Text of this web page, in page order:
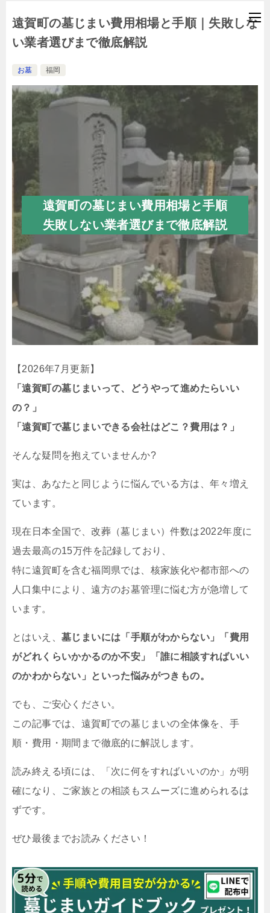
遠賀町の墓じまい費用相場と手順｜失敗しな
い業者選びまで徹底解説
お墓 福岡
遠賀町の墓じまい費用相場と手順
失敗しない業者選びまで徹底解説
【2026年7月更新】
「遠賀町の墓じまいって、どうやって進めたらいい
の？」
「遠賀町で墓じまいできる会社はどこ？費用は？」
そんな疑問を抱えていませんか?
実は、あなたと同じように悩んでいる方は、年々増え
ています。
現在日本全国で、改葬（墓じまい）件数は2022年度に
過去最高の15万件を記録しており、
特に遠賀町を含む福岡県では、核家族化や都市部への
人口集中により、遠方のお墓管理に悩む方が急増して
います。
とはいえ、 墓じまいには「手順がわからない」「費用
がどれくらいかかるのか不安」「誰に相談すればいい
のかわからない」といった悩みがつきもの。
でも、ご安心ください。
この記事では、遠賀町での墓じまいの全体像を、手
順・費用・期間まで徹底的に解説します。
読み終える頃には、「次に何をすればいいのか」が明
確になり、ご家族との相談もスムーズに進められるは
ずです。
ぜひ最後までお読みください！